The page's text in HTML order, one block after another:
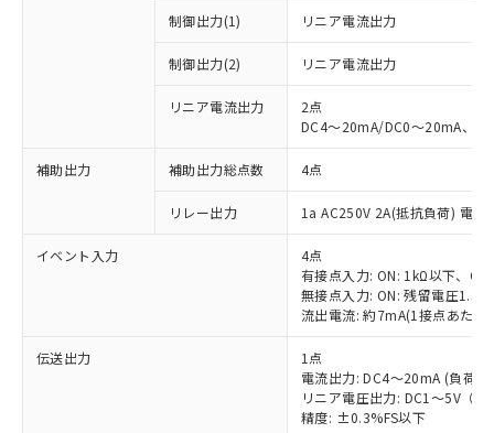
制御出力(1) リニア電流出力
制御出力(2) リニア電流出力
リニア電流出力
2点
DC4～20mA/DC0～20mA、
補助出力 補助出力総点数 4点
リレー出力 1a AC250V 2A(抵抗負荷) 電
イベント入力
4点
有接点入力: ON: 1kΩ以下、
無接点入力: ON: 残留電圧1.5V
流出電流: 約7mA(1接点あたり)
伝送出力
1点
電流出力: DC4～20mA (負荷:
リニア電圧出力: DC1～5V（
精度: ±0.3%FS以下